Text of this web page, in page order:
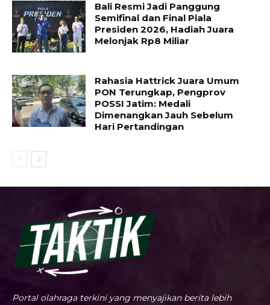
Bali Resmi Jadi Panggung
Semifinal dan Final Piala
Presiden 2026, Hadiah Juara
Melonjak Rp8 Miliar
Rahasia Hattrick Juara Umum
PON Terungkap, Pengprov
POSSI Jatim: Medali
Dimenangkan Jauh Sebelum
Hari Pertandingan
Portal olahraga terkini yang menyajikan berita lebih